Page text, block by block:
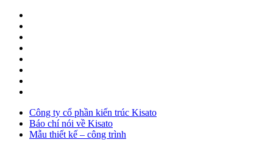
Công ty cổ phần kiến trúc Kisato
Báo chí nói về Kisato
Mẫu thiết kế – công trình